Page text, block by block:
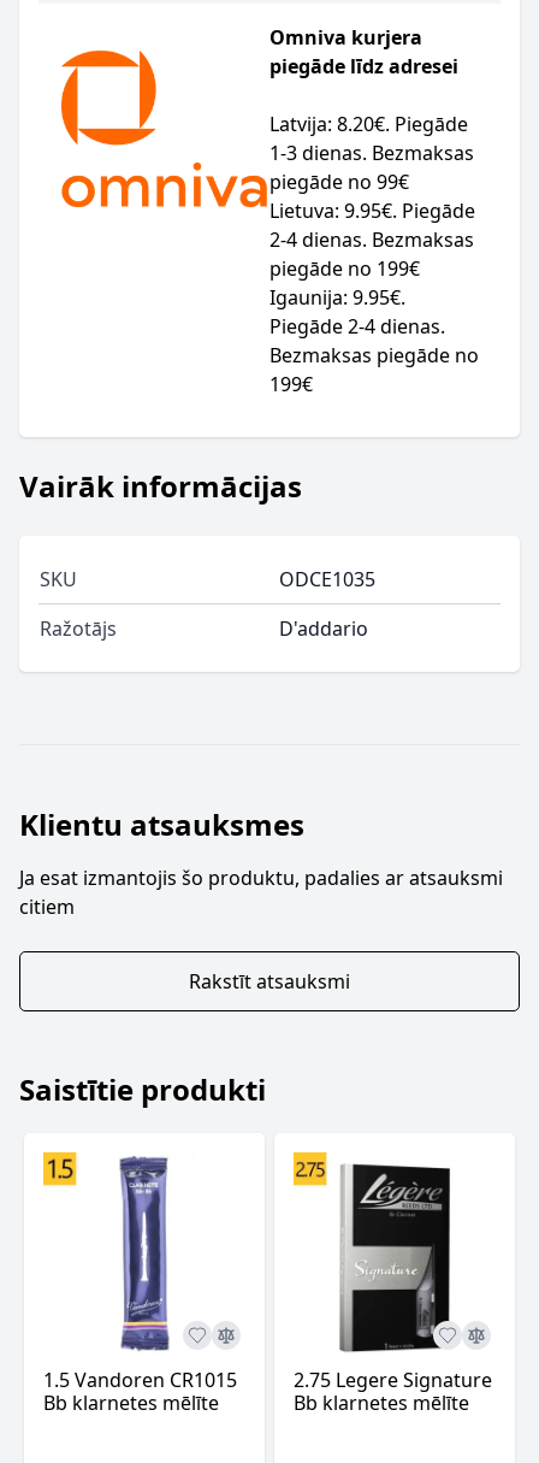
Omniva kurjera
piegāde līdz adresei
Latvija: 8.20€. Piegāde
1-3 dienas. Bezmaksas
piegāde no 99€
Lietuva: 9.95€. Piegāde
2-4 dienas. Bezmaksas
piegāde no 199€
Igaunija: 9.95€.
Piegāde 2-4 dienas.
Bezmaksas piegāde no
199€
Vairāk informācijas
SKU
ODCE1035
Ražotājs
D'addario
Klientu atsauksmes
Ja esat izmantojis šo produktu, padalies ar atsauksmi
citiem
Rakstīt atsauksmi
Saistītie produkti
1.5 Vandoren CR1015
Bb klarnetes mēlīte
2.75 Legere Signature
Bb klarnetes mēlīte